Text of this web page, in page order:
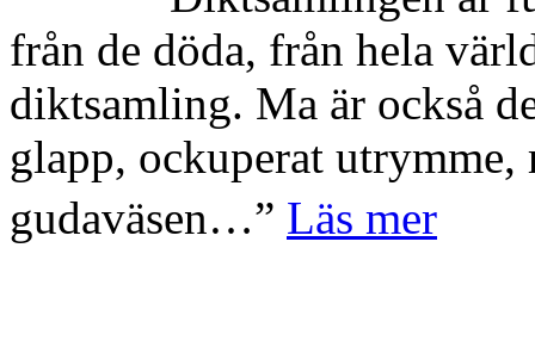
från de döda, från hela
diktsamling. Ma är också
glapp, ockuperat
gudaväsen…” Läs mer